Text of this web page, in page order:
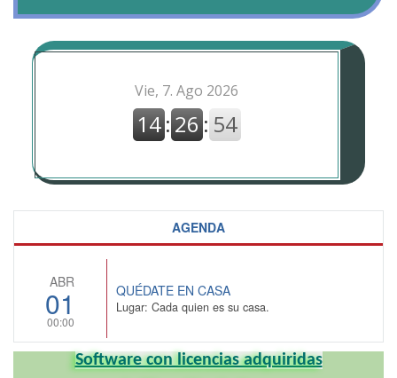
AGENDA
ABR
01
00:00
QUÉDATE EN CASA
Lugar: Cada quien es su casa.
Software con licencias adquiridas